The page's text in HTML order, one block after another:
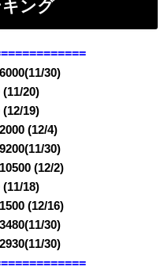
ング
30)
20)
19)
(12/4)
30)
(12/2)
18)
(12/16)
30)
30)